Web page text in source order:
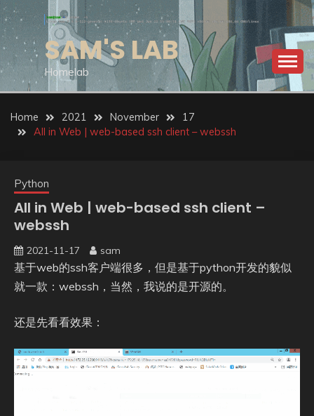
Skip
to
content
SAM'S LAB
Homelab
Home 2021 November
17
All in Web | web-based ssh client – webssh
Python
All in Web | web-based ssh client –
webssh
2021-11-17 sam
基于web的ssh客户端很多，但是基于python开发的貌似
就一款：webssh，当然，我说的是开源的。
还是先看看效果：